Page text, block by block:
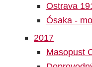
Ostrava
Ósaka -
2017
Masopust